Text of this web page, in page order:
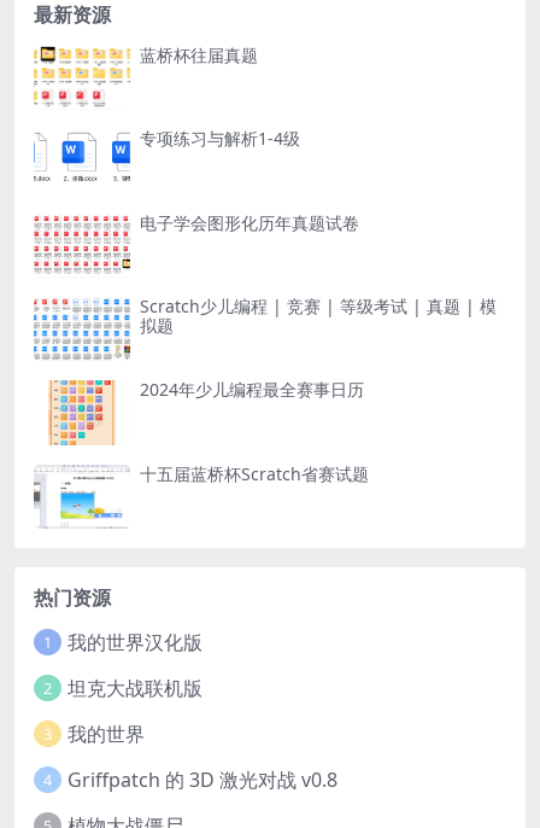
最新资源
蓝桥杯往届真题
专项练习与解析1-4级
电子学会图形化历年真题试卷
Scratch少儿编程 | 竞赛 | 等级考试 | 真题 | 模
拟题
2024年少儿编程最全赛事日历
十五届蓝桥杯Scratch省赛试题
热门资源
1 我的世界汉化版
2 坦克大战联机版
3 我的世界
4 Griffpatch 的 3D 激光对战 v0.8